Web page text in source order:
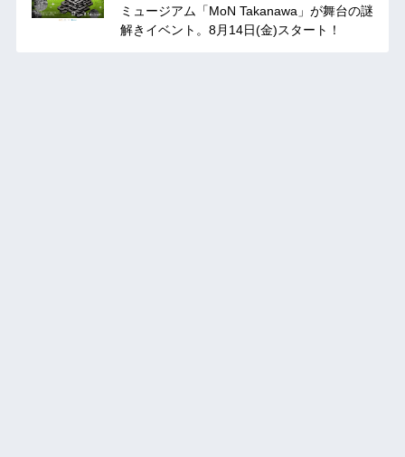
ミュージアム「MoN Takanawa」が舞台の謎
解きイベント。8月14日(金)スタート！